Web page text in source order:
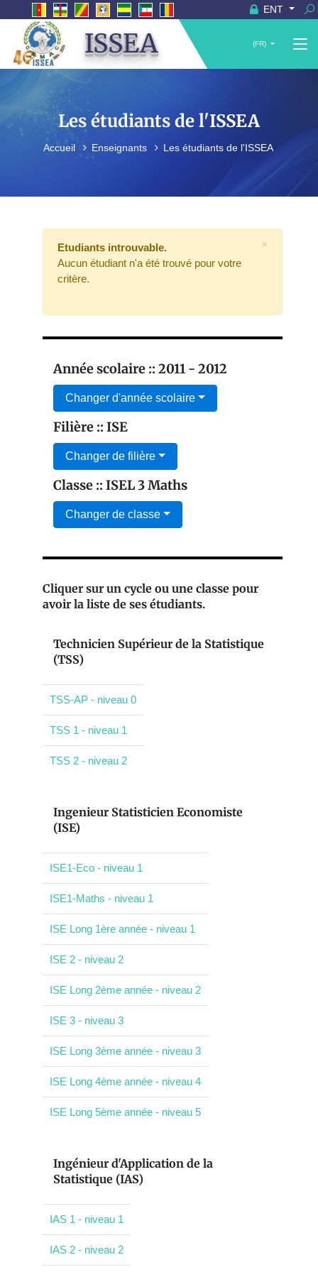
ENT
ISSEA (FR)
Les étudiants de l'ISSEA
Accueil Enseignants Les étudiants de l'ISSEA
Etudiants introuvable.
Aucun étudiant n'a été trouvé pour votre
critère.
×
Année scolaire :: 2011 - 2012
Changer d'année scolaire
Filière :: ISE
Changer de filière
Classe :: ISEL 3 Maths
Changer de classe
Cliquer sur un cycle ou une classe pour
avoir la liste de ses étudiants.
Technicien Supérieur de la Statistique
(TSS)
TSS-AP - niveau 0
TSS 1 - niveau 1
TSS 2 - niveau 2
Ingenieur Statisticien Economiste
(ISE)
ISE1-Eco - niveau 1
ISE1-Maths - niveau 1
ISE Long 1ère année - niveau 1
ISE 2 - niveau 2
ISE Long 2ème année - niveau 2
ISE 3 - niveau 3
ISE Long 3ème année - niveau 3
ISE Long 4ème année - niveau 4
ISE Long 5ème année - niveau 5
Ingénieur d'Application de la
Statistique (IAS)
IAS 1 - niveau 1
IAS 2 - niveau 2